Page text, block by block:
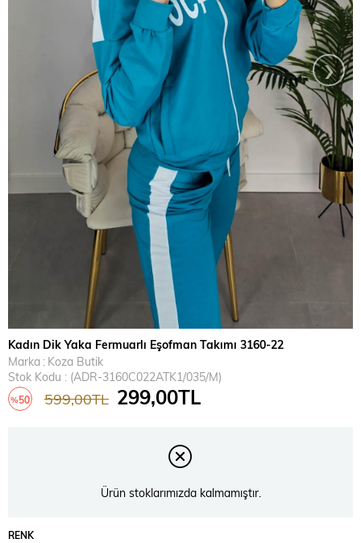
›
Kadın Dik Yaka Fermuarlı Eşofman Takımı 3160-22
Marka : Koza Butik
Stok Kodu
(ADR-3160C022ATK1/035/M)
%50 599,00TL 299,00TL
Ürün stoklarımızda kalmamıştır.
RENK